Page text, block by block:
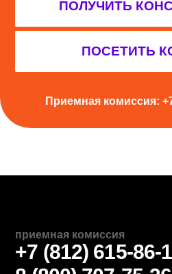
УЗНАЙТЕ,
ВАМ
Подскажем,
и ответим на все
ПОСЕТИТЬ